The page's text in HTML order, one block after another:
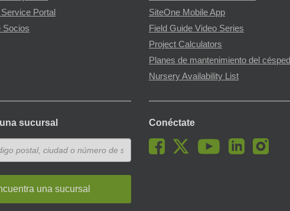
Portal
Socios
SiteOne Mobile App
Field Guide Video Series
Project Calculators
Planes de mantenimiento del césped
Nursery Availability List
sucursal
una sucursal
Conéctate